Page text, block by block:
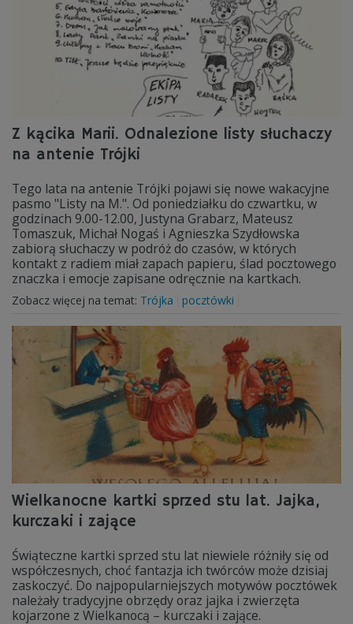
Z kącika Marii. Odnalezione listy słuchaczy
na antenie Trójki
Tego lata na antenie Trójki pojawi się nowe wakacyjne
pasmo "Listy na M.". Od poniedziałku do czwartku, w
godzinach 9.00-12.00, Justyna Grabarz, Mateusz
Tomaszuk, Michał Nogaś i Agnieszka Szydłowska
zabiorą słuchaczy w podróż do czasów, w których
kontakt z radiem miał zapach papieru, ślad pocztowego
znaczka i emocje zapisane odręcznie na kartkach.
Zobacz więcej na temat: Trójka pocztówki
Wielkanocne kartki sprzed stu lat. Jajka,
kurczaki i zające
Świąteczne kartki sprzed stu lat niewiele różniły się od
współczesnych, choć fantazja ich twórców może dzisiaj
zaskoczyć. Do najpopularniejszych motywów pocztówek
należały tradycyjne obrzędy oraz jajka i zwierzęta
kojarzone z Wielkanocą – kurczaki i zające.